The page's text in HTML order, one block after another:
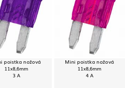
poistka nožová
11x8,6mm
3 A
Mini poistka nožová
11x8,6mm
4 A